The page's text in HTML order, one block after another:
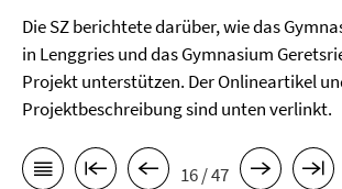
Die SZ berichtete darüber, wie das
in Lenggries und das Gymnasium
Projekt unterstützen. Der Onlineartikel
Projektbeschreibung sind unten verlinkt.
16 / 47